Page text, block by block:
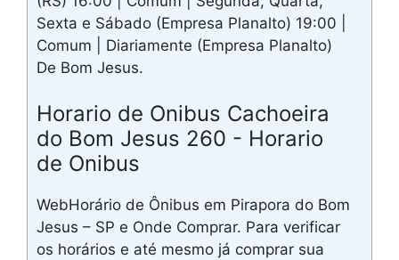
Sexta e Sábado (Empresa Planalto) 19:00 |
Comum | Diariamente (Empresa Planalto)
De Bom Jesus.
Horario de Onibus Cachoeira
do Bom Jesus 260 - Horario
de Onibus
WebHorário de Ônibus em Pirapora do Bom
Jesus – SP e Onde Comprar. Para verificar
os horários e até mesmo já comprar sua